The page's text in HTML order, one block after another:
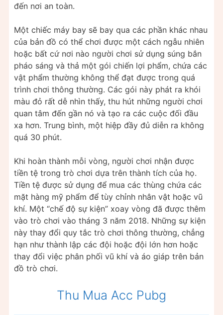
đến nơi an toàn.
Một chiếc máy bay sẽ bay qua các phần khác nhau
của bản đồ có thể chơi được một cách ngẫu nhiên
hoặc bất cứ nơi nào người chơi sử dụng súng bắn
pháo sáng và thả một gói chiến lợi phẩm, chứa các
vật phẩm thường không thể đạt được trong quá
trình chơi thông thường. Các gói này phát ra khói
màu đỏ rất dễ nhìn thấy, thu hút những người chơi
quan tâm đến gần nó và tạo ra các cuộc đối đầu
xa hơn. Trung bình, một hiệp đầy đủ diễn ra không
quá 30 phút.
Khi hoàn thành mỗi vòng, người chơi nhận được
tiền tệ trong trò chơi dựa trên thành tích của họ.
Tiền tệ được sử dụng để mua các thùng chứa các
mặt hàng mỹ phẩm để tùy chỉnh nhân vật hoặc vũ
khí. Một “chế độ sự kiện” xoay vòng đã được thêm
vào trò chơi vào tháng 3 năm 2018. Những sự kiện
này thay đổi quy tắc trò chơi thông thường, chẳng
hạn như thành lập các đội hoặc đội lớn hơn hoặc
thay đổi việc phân phối vũ khí và áo giáp trên bản
đồ trò chơi.
Thu Mua Acc Pubg